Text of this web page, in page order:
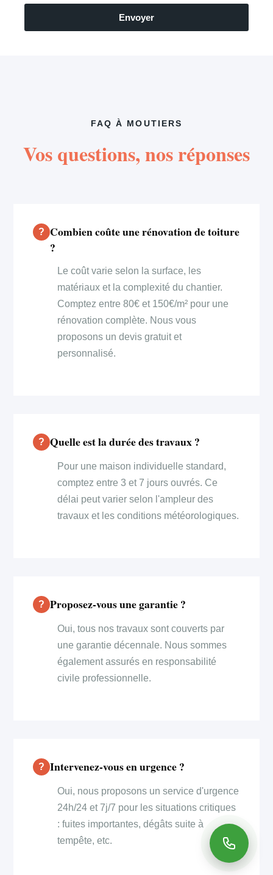
Envoyer
FAQ À MOUTIERS
Vos questions, nos réponses
Combien coûte une rénovation de toiture
?
Le coût varie selon la surface, les
matériaux et la complexité du chantier.
Comptez entre 80€ et 150€/m² pour une
rénovation complète. Nous vous
proposons un devis gratuit et
personnalisé.
Quelle est la durée des travaux ?
Pour une maison individuelle standard,
comptez entre 3 et 7 jours ouvrés. Ce
délai peut varier selon l'ampleur des
travaux et les conditions météorologiques.
Proposez-vous une garantie ?
Oui, tous nos travaux sont couverts par
une garantie décennale. Nous sommes
également assurés en responsabilité
civile professionnelle.
Intervenez-vous en urgence ?
Oui, nous proposons un service d'urgence
24h/24 et 7j/7 pour les situations critiques
: fuites importantes, dégâts suite à
tempête, etc.